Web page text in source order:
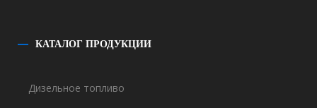
КАТАЛОГ ПРОДУКЦИИ
Дизельное топливо